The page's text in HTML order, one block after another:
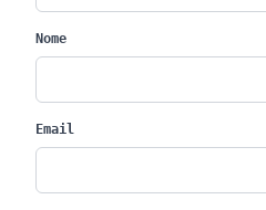
Nome
Email